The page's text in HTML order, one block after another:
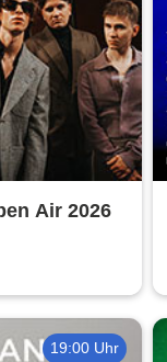
Air 2026
19:00 Uhr